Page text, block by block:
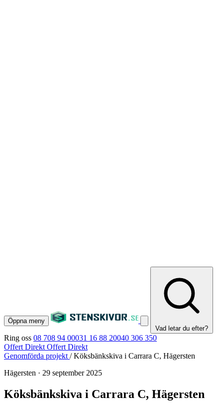
Öppna meny
Vad letar du efter?
Ring oss 08 708 94 00031 16 88 20040 306 350
Offert Direkt Offert Direkt
Genomförda projekt / Köksbänkskiva i Carrara C, Hägersten
Hägersten · 29 september 2025
Köksbänkskiva i Carrara C, Hägersten